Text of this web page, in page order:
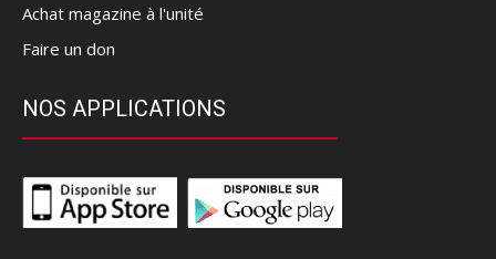
Achat magazine à l'unité
Faire un don
NOS APPLICATIONS